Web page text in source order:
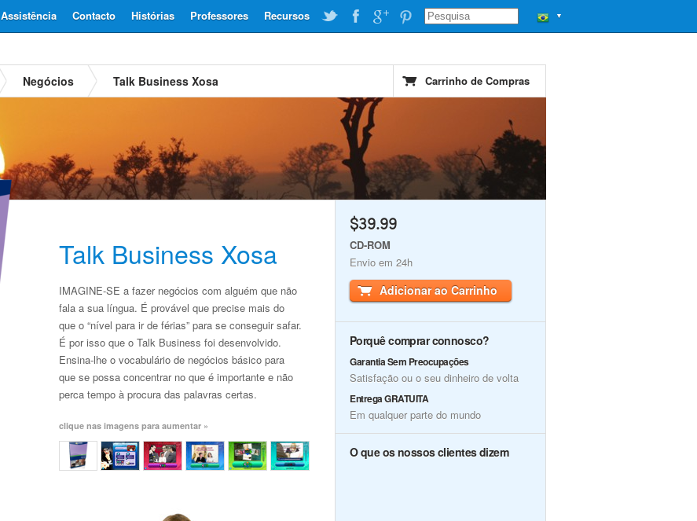
▼
Recursos
Professores
Histórias
Contacto
Assistência
Negócios Talk Business Xosa Carrinho de Compras
Talk Business Xosa
IMAGINE-SE a fazer negócios com alguém que não
fala a sua língua. É provável que precise mais do
que o “nível para ir de férias” para se conseguir safar.
É por isso que o Talk Business foi desenvolvido.
Ensina-lhe o vocabulário de negócios básico para
que se possa concentrar no que é importante e não
perca tempo à procura das palavras certas.
clique nas imagens para aumentar »
$39.99
CD-ROM
Envio em 24h
Adicionar ao Carrinho
Porquê comprar connosco?
Garantia Sem Preocupações
Satisfação ou o seu dinheiro de volta
Entrega GRATUITA
Em qualquer parte do mundo
O que os nossos clientes dizem